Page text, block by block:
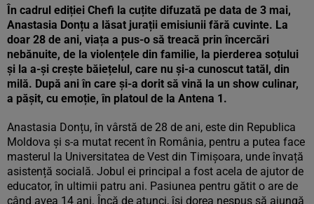
În cadrul ediției Chefi la cuțite difuzată pe data de 3 mai,
Anastasia Donțu a lăsat jurații emisiunii fără cuvinte. La
doar 28 de ani, viața a pus-o să treacă prin încercări
nebănuite, de la violențele din familie, la pierderea soțului
și la a-și crește băiețelul, care nu și-a cunoscut tatăl, din
milă. După ani în care și-a dorit să vină la un show culinar,
a pășit, cu emoție, în platoul de la Antena 1.
Anastasia Donțu, în vârstă de 28 de ani, este din Republica
Moldova și s-a mutat recent în România, pentru a putea face
masterul la Universitatea de Vest din Timișoara, unde învață
asistență socială. Jobul ei principal a fost acela de ajutor de
educator, în ultimii patru ani. Pasiunea pentru gătit o are de
când avea 14 ani. Încă de atunci, își dorea nespus să ajungă